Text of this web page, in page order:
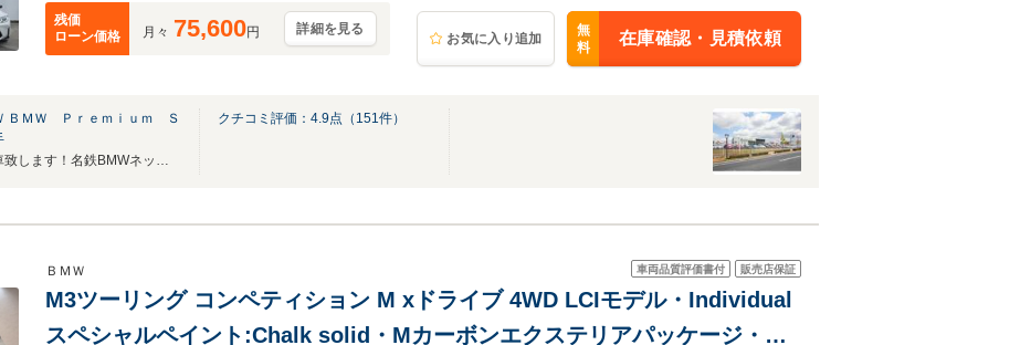
残価
ローン価格
月々 75,600円 詳細を見る
お気に入り追加
無
料
在庫確認・見積依頼
ＢＭＷ Ｐｒｅｍｉｕｍ Ｓ
喜んで愛知県から全国納車致します！名鉄BMWネットワークで安心と喜びのカーライフを
クチコミ評価： 4.9点（ 151件）
車両品質評価書付 販売店保証
ＢＭＷ
M3ツーリング コンペティション M xドライブ 4WD LCIモデル・Individual
スペシャルペイント:Chalk solid・Mカーボンエクステリアパッケージ・レ